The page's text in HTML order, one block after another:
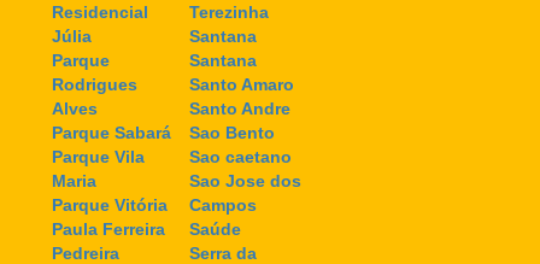
Residencial
Júlia
Parque
Rodrigues
Alves
Parque Sabará
Parque Vila
Maria
Parque Vitória
Paula Ferreira
Pedreira
Terezinha
Santana
Santana
Santo Amaro
Santo Andre
Sao Bento
Sao caetano
Sao Jose dos
Campos
Saúde
Serra da